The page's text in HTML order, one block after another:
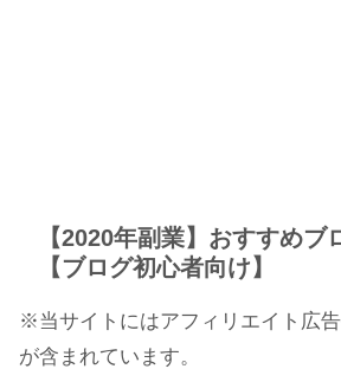
【2020年副業】おすすめブ
【ブログ初心者向け】
※当サイトにはアフィリエイト広
が含まれています。